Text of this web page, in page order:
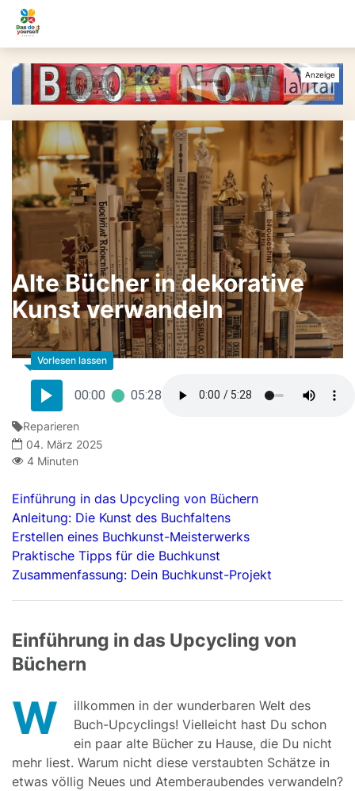
Alte Bücher in dekorative
Kunst verwandeln
00:00 05:28
Reparieren
04. März 2025
4 Minuten
Einführung in das Upcycling von Büchern
Anleitung: Die Kunst des Buchfaltens
Erstellen eines Buchkunst-Meisterwerks
Praktische Tipps für die Buchkunst
Zusammenfassung: Dein Buchkunst-Projekt
Einführung in das Upcycling von
Büchern
W
illkommen in der wunderbaren Welt des
Buch-Upcyclings! Vielleicht hast Du schon
ein paar alte Bücher zu Hause, die Du nicht
mehr liest. Warum nicht diese verstaubten Schätze in
etwas völlig Neues und Atemberaubendes verwandeln?